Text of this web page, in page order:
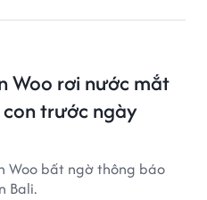
Woo rơi nước mắt
trước ngày
Woo bất ngờ thông báo
Bali.